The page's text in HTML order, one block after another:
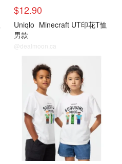
$12.90
Uniqlo Minecraft UT印花T恤
男款
@dealmoon.ca